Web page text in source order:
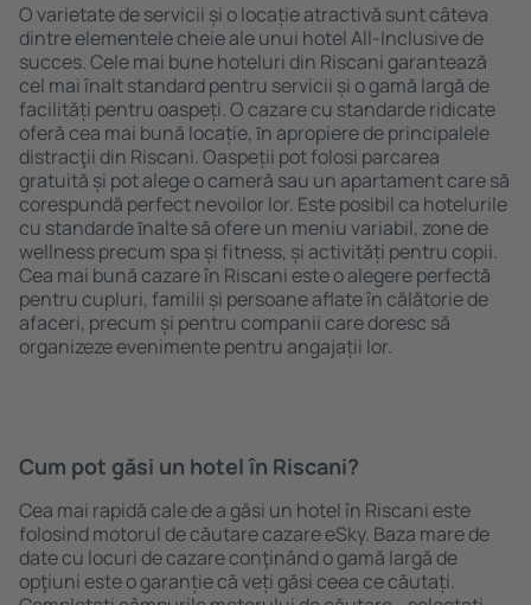
O varietate de servicii și o locație atractivă sunt câteva
dintre elementele cheie ale unui hotel All-Inclusive de
succes. Cele mai bune hoteluri din Riscani garantează
cel mai înalt standard pentru servicii și o gamă largă de
facilități pentru oaspeți. O cazare cu standarde ridicate
oferă cea mai bună locație, ȋn apropiere de principalele
distracţii din Riscani. Oaspeții pot folosi parcarea
gratuită și pot alege o cameră sau un apartament care să
corespundă perfect nevoilor lor. Este posibil ca hotelurile
cu standarde ȋnalte să ofere un meniu variabil, zone de
wellness precum spa și fitness, și activități pentru copii.
Cea mai bună cazare în Riscani este o alegere perfectă
pentru cupluri, familii și persoane aflate în călătorie de
afaceri, precum și pentru companii care doresc să
organizeze evenimente pentru angajații lor.
Cum pot găsi un hotel în Riscani?
Cea mai rapidă cale de a găsi un hotel în Riscani este
folosind motorul de căutare cazare eSky. Baza mare de
date cu locuri de cazare conţinând o gamă largă de
opţiuni este o garanție că veți găsi ceea ce căutați.